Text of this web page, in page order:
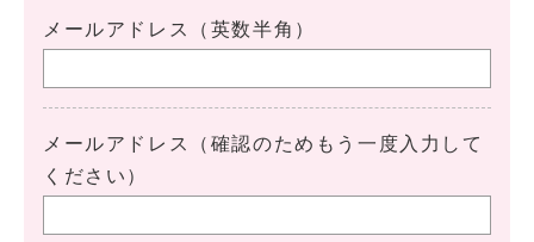
メールアドレス（英数半角）
メールアドレス（確認のためもう一度入力して
ください）